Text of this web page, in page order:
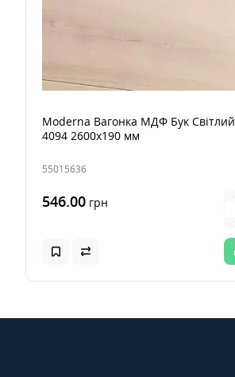
Moderna Вагонка МДФ Бук Світлий
4094 2600x190 мм
55015636
546.00 грн